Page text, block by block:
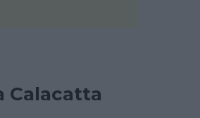
Calacatta